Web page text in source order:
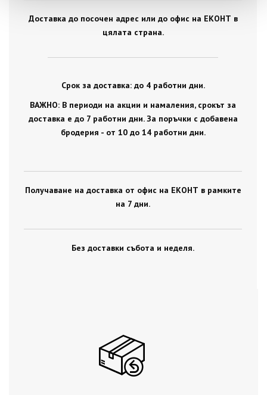
Доставка до посочен адрес или до офис на ЕКОНТ в
цялата страна.
Срок за доставка: до 4 работни дни.
ВАЖНО: В периоди на акции и намаления, срокът за
доставка е до 7 работни дни. За поръчки с добавена
бродерия - от 10 до 14 работни дни.
Получаване на доставка от офис на ЕКОНТ в рамките
на 7 дни.
Без доставки събота и неделя.